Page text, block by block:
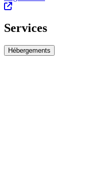
Services
Hébergements